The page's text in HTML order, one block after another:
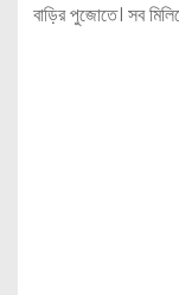
বাড়ির পুজোতে। সব